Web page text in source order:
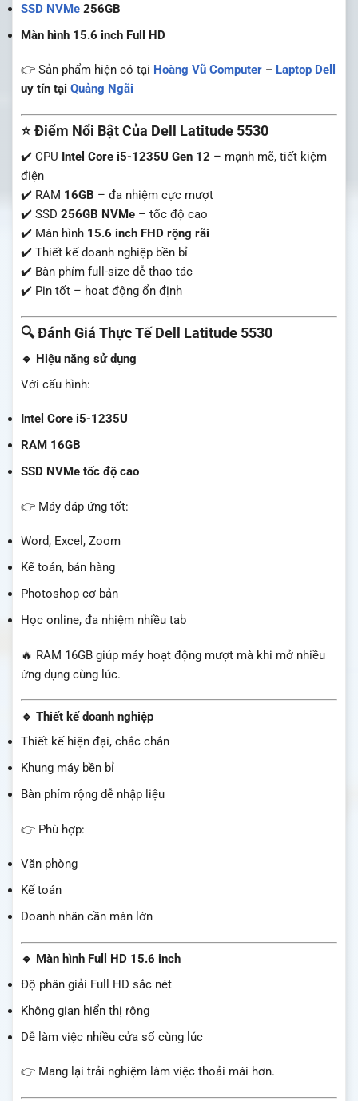
SSD NVMe 256GB
Màn hình 15.6 inch Full HD
👉 Sản phẩm hiện có tại Hoàng Vũ Computer – Laptop Dell
uy tín tại Quảng Ngãi
⭐ Điểm Nổi Bật Của Dell Latitude 5530
✔️ CPU Intel Core i5-1235U Gen 12 – mạnh mẽ, tiết kiệm
điện
✔️ RAM 16GB – đa nhiệm cực mượt
✔️ SSD 256GB NVMe – tốc độ cao
✔️ Màn hình 15.6 inch FHD rộng rãi
✔️ Thiết kế doanh nghiệp bền bỉ
✔️ Bàn phím full-size dễ thao tác
✔️ Pin tốt – hoạt động ổn định
🔍 Đánh Giá Thực Tế Dell Latitude 5530
🔹 Hiệu năng sử dụng
Với cấu hình:
Intel Core i5-1235U
RAM 16GB
SSD NVMe tốc độ cao
👉 Máy đáp ứng tốt:
Word, Excel, Zoom
Kế toán, bán hàng
Photoshop cơ bản
Học online, đa nhiệm nhiều tab
🔥 RAM 16GB giúp máy hoạt động mượt mà khi mở nhiều
ứng dụng cùng lúc.
🔹 Thiết kế doanh nghiệp
Thiết kế hiện đại, chắc chắn
Khung máy bền bỉ
Bàn phím rộng dễ nhập liệu
👉 Phù hợp:
Văn phòng
Kế toán
Doanh nhân cần màn lớn
🔹 Màn hình Full HD 15.6 inch
Độ phân giải Full HD sắc nét
Không gian hiển thị rộng
Dễ làm việc nhiều cửa sổ cùng lúc
👉 Mang lại trải nghiệm làm việc thoải mái hơn.